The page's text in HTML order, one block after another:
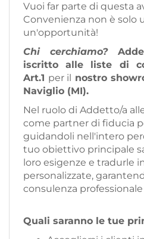
Vuoi far parte di questa
Convenienza non è solo
un'opportunità!
Chi cerchiamo?
iscritto alle liste di
Art.1 per il nostro
Naviglio (MI).
Nel ruolo di Addetto/a
come partner di fiducia
guidandoli nell'intero
tuo obiettivo principale
loro esigenze e tradurle
personalizzate,
consulenza
Quali saranno le tue